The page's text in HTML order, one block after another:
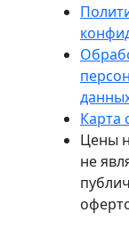
Карта
Цены
не